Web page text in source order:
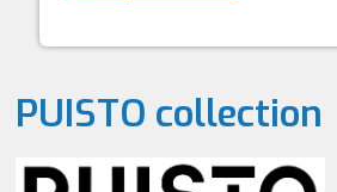
PUISTO collection